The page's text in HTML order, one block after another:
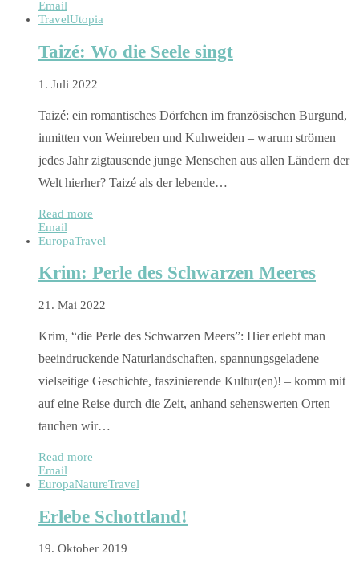
Email
TravelUtopia
Taizé: Wo die Seele singt
1. Juli 2022
Taizé: ein romantisches Dörfchen im französischen Burgund,
inmitten von Weinreben und Kuhweiden – warum strömen
jedes Jahr zigtausende junge Menschen aus allen Ländern der
Welt hierher? Taizé als der lebende…
Read more
Email
EuropaTravel
Krim: Perle des Schwarzen Meeres
21. Mai 2022
Krim, “die Perle des Schwarzen Meers”: Hier erlebt man
beeindruckende Naturlandschaften, spannungsgeladene
vielseitige Geschichte, faszinierende Kultur(en)! – komm mit
auf eine Reise durch die Zeit, anhand sehenswerten Orten
tauchen wir…
Read more
Email
EuropaNatureTravel
Erlebe Schottland!
19. Oktober 2019